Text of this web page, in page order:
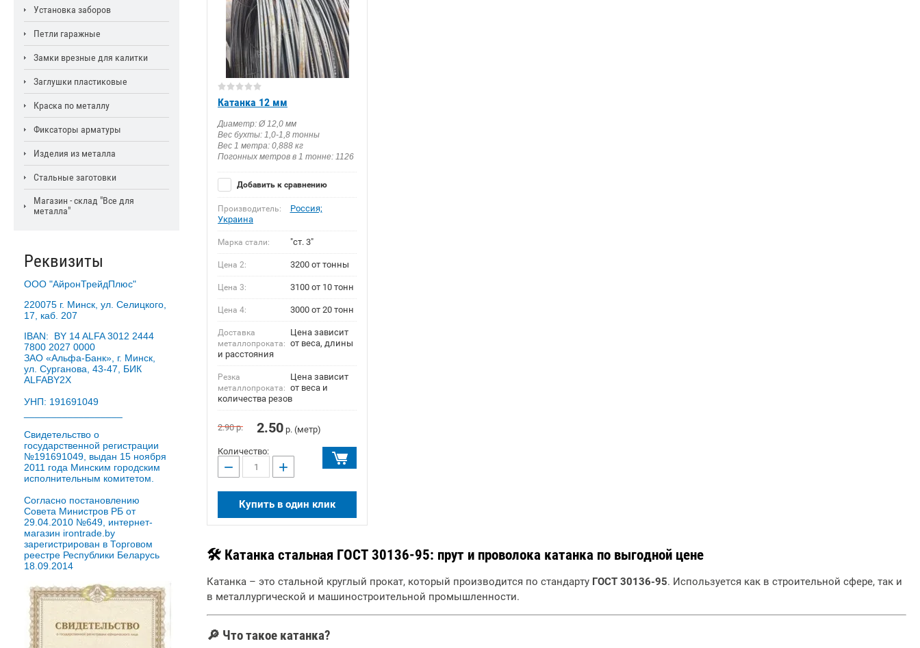
Установка заборов
Петли гаражные
Замки врезные для калитки
Заглушки пластиковые
Краска по металлу
Фиксаторы арматуры
Изделия из металла
Стальные заготовки
Магазин - склад "Все для
металла"
Реквизиты
ООО "АйронТрейдПлюс"
220075 г. Минск, ул. Селицкого,
17, каб. 207
IBAN: BY 14 ALFA 3012 2444
7800 2027 0000
ЗАО «Альфа-Банк», г. Минск,
ул. Сурганова, 43-47, БИК
ALFABY2X
УНП: 191691049
Свидетельство о
государственной регистрации
№191691049, выдан 15 ноября
2011 года Минским городским
исполнительным комитетом.
Согласно постановлению
Совета Министров РБ от
29.04.2010 №649, интернет-
магазин irontrade.by
зарегистрирован в Торговом
реестре Республики Беларусь
18.09.2014
Катанка 12 мм
Диаметр: Ø 12,0 мм
Вес бухты: 1,0-1,8 тонны
Вес 1 метра: 0,888 кг
Погонных метров в 1 тонне: 1126
Добавить к сравнению
Производитель:
Россия;
Украина
Марка стали: "ст. 3"
Цена 2: 3200 от тонны
Цена 3: 3100 от 10 тонн
Цена 4: 3000 от 20 тонн
Доставка
металлопроката:
Цена зависит
от веса, длины
и расстояния
Резка
металлопроката:
Цена зависит
от веса и
количества резов
2.90р. 2.50 р. (метр)
Количество:
− +
Купить в один клик
🛠 Катанка стальная ГОСТ 30136-95: прут и проволока катанка по выгодной цене
Катанка – это стальной круглый прокат, который производится по стандарту ГОСТ 30136-95. Используется как в строительной сфере, так и
в металлургической и машиностроительной промышленности.
🔎 Что такое катанка?